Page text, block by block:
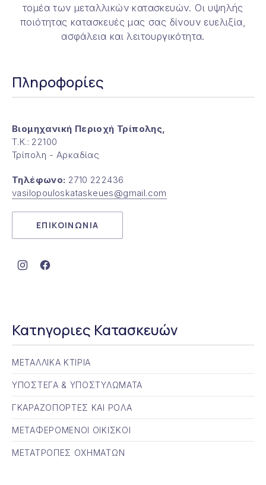
τομέα των μεταλλικών κατασκευών. Οι υψηλής
ποιότητας κατασκευές μας σας δίνουν ευελιξία,
ασφάλεια και λειτουργικότητα.
Πληροφορίες
Βιομηχανική Περιοχή Τρίπολης,
Τ.Κ.: 22100
Τρίπολη - Αρκαδίας
Τηλέφωνο: 2710 222436
vasilopouloskataskeues@gmail.com
ΕΠΙΚΟΙΝΩΝΙΑ
Νέο παράθυρο
Νέο παράθυρο
Κατηγοριες Κατασκευών
ΜΕΤΑΛΛΙΚΑ ΚΤΙΡΙΑ
ΥΠΟΣΤΕΓΑ & ΥΠΟΣΤΥΛΩΜΑΤΑ
ΓΚΑΡΑΖΟΠΟΡΤΕΣ ΚΑΙ ΡΟΛΑ
ΜΕΤΑΦΕΡΟΜΕΝΟΙ ΟΙΚΙΣΚΟΙ
ΜΕΤΑΤΡΟΠΕΣ ΟΧΗΜΑΤΩΝ